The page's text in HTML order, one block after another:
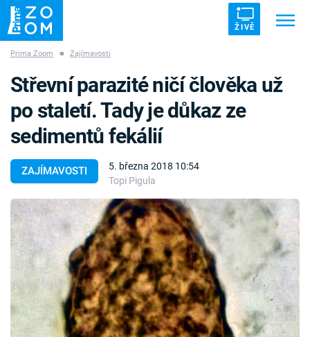
ŽIVĚ
ZÁHADY VETŘELCI DÁVNOVĚKU
Témata
Témata
Pořady
TV Program
Časopis
Prima Zoom ■ Zajímavosti
ZAJÍMAVOSTI
5. března 2018 10:54
Topi Pigula
Střevní parazité ničí člověka už
po staletí. Tady je důkaz ze
sedimentů fekálií